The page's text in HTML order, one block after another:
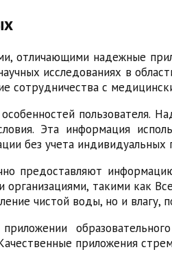
отличающими надежные
исследованиях в
сотрудничества с
Эта информация
без учета
предоставляют
такими как
чистой воды, но и влагу,
приложения